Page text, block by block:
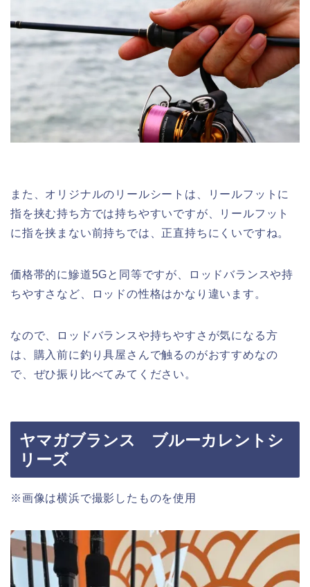
また、オリジナルのリールシートは、リールフットに
指を挟む持ち方では持ちやすいですが、リールフット
に指を挟まない前持ちでは、正直持ちにくいですね。
価格帯的に鰺道5Gと同等ですが、ロッドバランスや持
ちやすさなど、ロッドの性格はかなり違います。
なので、ロッドバランスや持ちやすさが気になる方
は、購入前に釣り具屋さんで触るのがおすすめなの
で、ぜひ振り比べてみてください。
ヤマガブランス ブルーカレントシ
リーズ
※画像は横浜で撮影したものを使用